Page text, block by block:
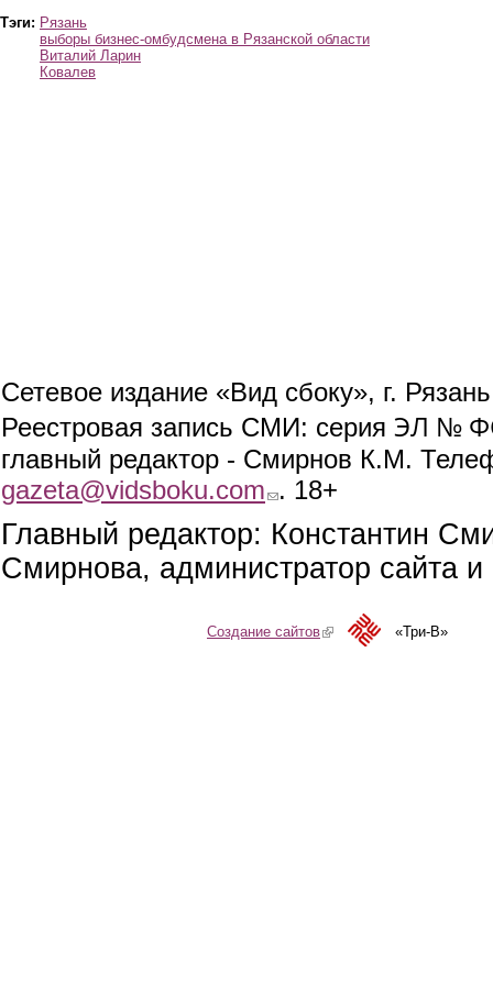
Тэги: Рязань
выборы бизнес-омбудсмена в Рязанской области
Виталий Ларин
Ковалев
Сетевое издание «Вид сбоку», г.
Реестровая запись СМИ: серия ЭЛ №
главный редактор - Смирнов К.М.
gazeta@vidsboku.com (link sends e-mail)
. 18+
Главный редактор: Константин
Смирнова, администратор сайта
Создание сайтов(link is external)«Три-В»